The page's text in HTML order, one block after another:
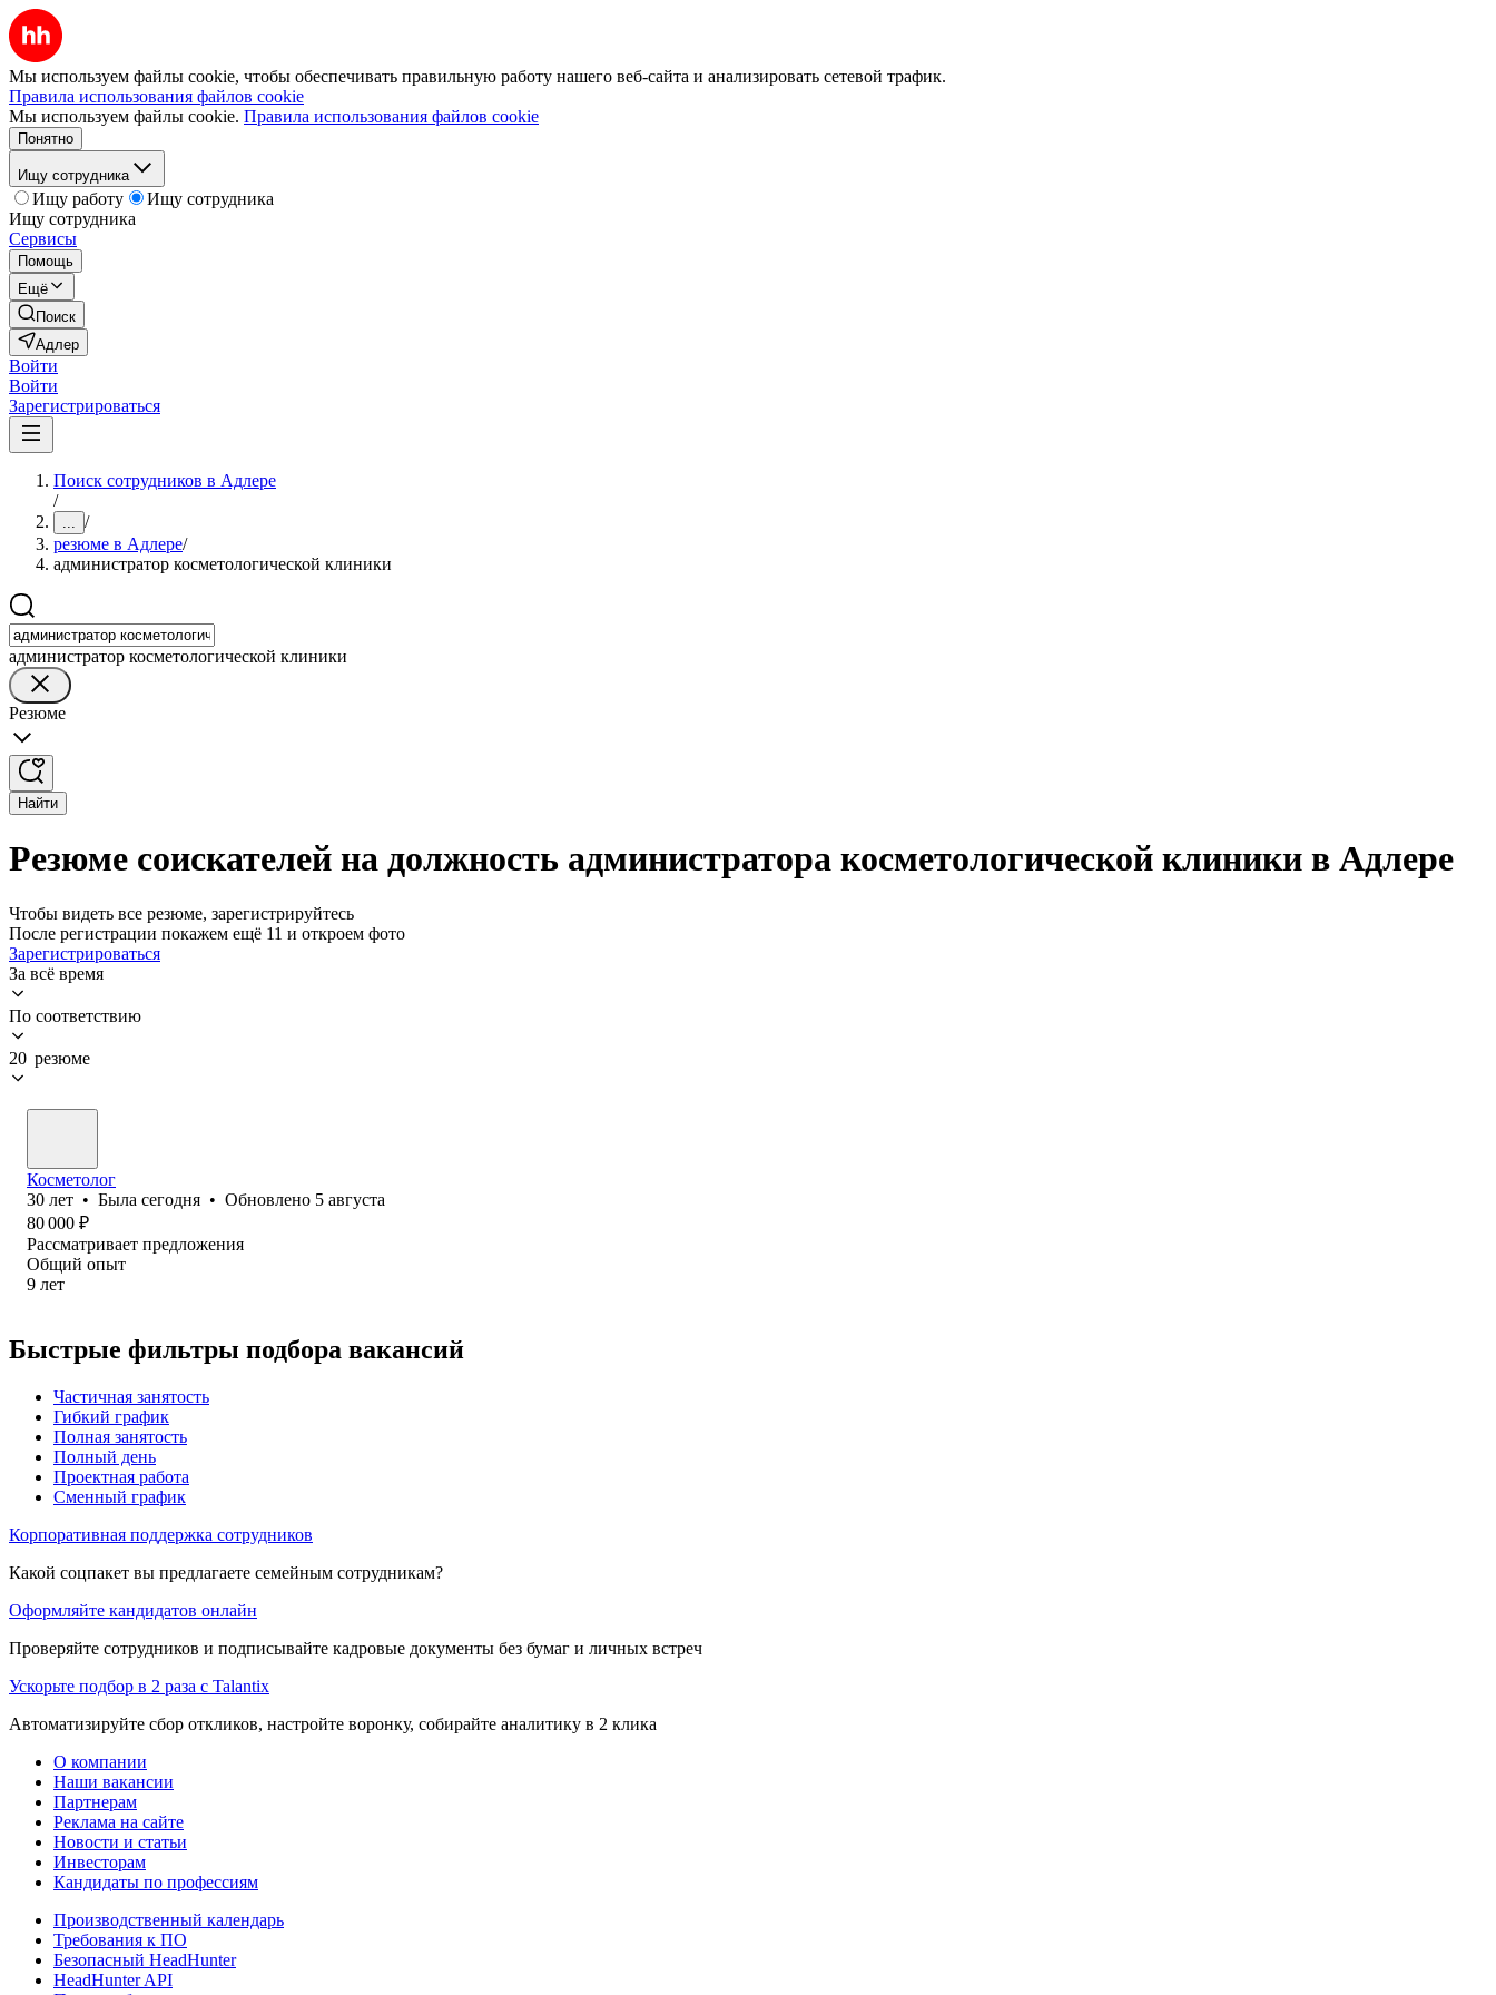
Мы используем файлы cookie, чтобы обеспечивать правильную работу нашего веб-сайта и анализировать сетевой трафик.
Правила использования файлов cookie
Мы используем файлы cookie. Правила использования файлов cookie
Понятно
Ищу сотрудника
Ищу работу
Ищу сотрудника
Ищу сотрудника
Сервисы
Помощь
Ещё
Поиск
Адлер
Войти
Войти
Зарегистрироваться
Поиск сотрудников в Адлере
/
... /
резюме в Адлере/
администратор косметологической клиники
администратор косметологической клиники
Резюме
Найти
Резюме соискателей на должность администратора косметологической клиники в Адлере
Чтобы видеть все резюме, зарегистрируйтесь
После регистрации покажем ещё 11 и откроем фото
Зарегистрироваться
За всё время
По соответствию
20 резюме
Косметолог
30 лет • Была сегодня • Обновлено 5 августа
80 000 ₽
Рассматривает предложения
Общий опыт
9 лет
Быстрые фильтры подбора вакансий
Частичная занятость
Гибкий график
Полная занятость
Полный день
Проектная работа
Сменный график
Корпоративная поддержка сотрудников
Какой соцпакет вы предлагаете семейным сотрудникам?
Оформляйте кандидатов онлайн
Проверяйте сотрудников и подписывайте кадровые документы без бумаг и личных встреч
Ускорьте подбор в 2 раза с Talantix
Автоматизируйте сбор откликов, настройте воронку, собирайте аналитику в 2 клика
О компании
Наши вакансии
Партнерам
Реклама на сайте
Новости и статьи
Инвесторам
Кандидаты по профессиям
Производственный календарь
Требования к ПО
Безопасный HeadHunter
HeadHunter API